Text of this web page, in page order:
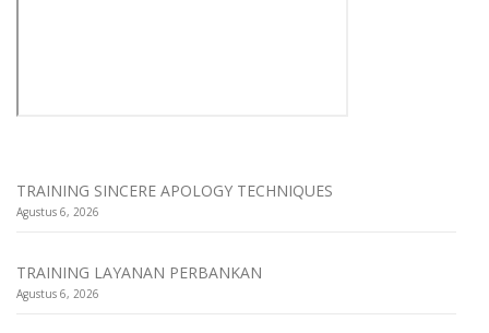
TRAINING SINCERE APOLOGY TECHNIQUES
Agustus 6, 2026
TRAINING LAYANAN PERBANKAN
Agustus 6, 2026